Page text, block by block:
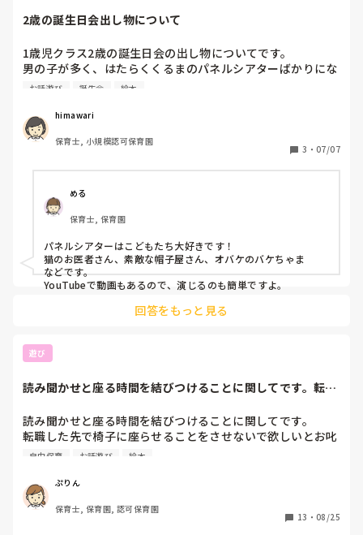
2歳の誕生日会出し物について
1歳児クラス2歳の誕生日会の出し物についてです。
男の子が多く、はたらくくるまのパネルシアターばかりにな
ってしまっています。
大型絵本、パネルシアター、スケッチブックシアターなど準
備がなるべく簡単なものでおすすめがあれば教えてくださ
お話遊び 誕生会 絵本
himawari
保育士, 小規模認可保育園
3 ・ 07/07
める
保育士, 保育園
パネルシアターはこどもたち大好きです！
猫のお医者さん、素敵な帽子屋さん、オバケのバケちゃま
などです。
YouTubeで動画もあるので、演じるのも簡単ですよ。
回答をもっと見る
遊び
読み聞かせと座る時間を結びつけることに関してです。転職
読み聞かせと座る時間を結びつけることに関してです。
転職した先で椅子に座らせることをさせないで欲しいとお叱
りを受けました。以前まで働いていた保育園では1歳で壁に
入ることが普通でしたし、楽しく座っていられるような工夫
（ペープサートや手袋シアター等かなりのレパートリー）を
していました。
自由保育 お話遊び 絵本
ぷりん
保育士, 保育園, 認可保育園
13 ・ 08/25